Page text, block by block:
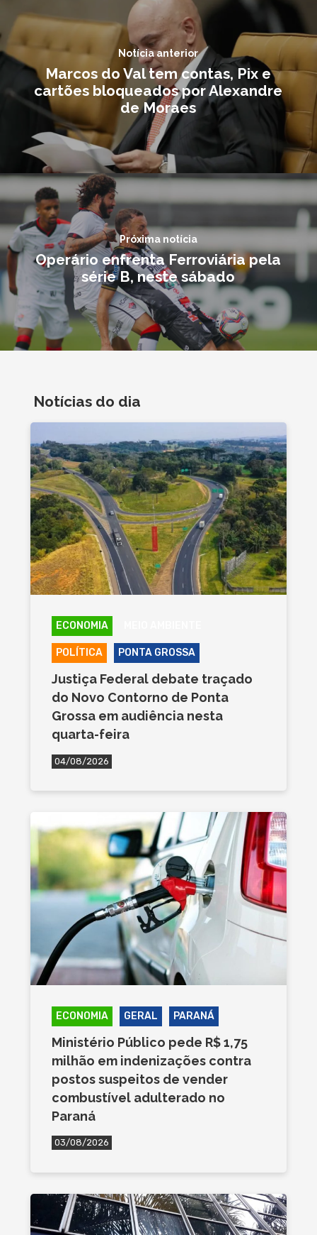
Notícia anterior
Marcos do Val tem contas, Pix e
cartões bloqueados por Alexandre
de Moraes
Próxima notícia
Operário enfrenta Ferroviária pela
série B, neste sábado
Notícias do dia
ECONOMIA
POLÍTICA PONTA GROSSA
Justiça Federal debate traçado
do Novo Contorno de Ponta
Grossa em audiência nesta
quarta-feira
04/08/2026
ECONOMIA GERAL PARANÁ
Ministério Público pede R$ 1,75
milhão em indenizações contra
postos suspeitos de vender
combustível adulterado no
Paraná
03/08/2026